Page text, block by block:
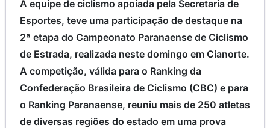
A equipe de ciclismo apoiada pela Secretaria de
Esportes, teve uma participação de destaque na
2ª etapa do Campeonato Paranaense de Ciclismo
de Estrada, realizada neste domingo em Cianorte.
A competição, válida para o Ranking da
Confederação Brasileira de Ciclismo (CBC) e para
o Ranking Paranaense, reuniu mais de 250 atletas
de diversas regiões do estado em uma prova